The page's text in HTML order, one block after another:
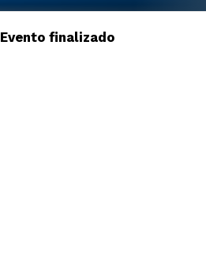
Evento finalizado